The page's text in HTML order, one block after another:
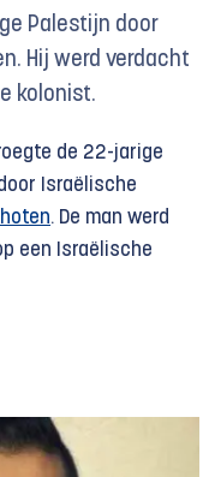
Palestijn door
Hij werd verdacht
kolonist.
de 22-jarige
Israëlische
. De man werd
een Israëlische